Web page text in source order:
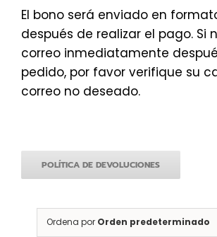
El bono será enviado en
después de realizar el pago. Si
correo inmediatamente
pedido, por favor verifique su
correo no deseado.
POLÍTICA DE DEVOLUCIONES
Ordena por Orden predeterminado